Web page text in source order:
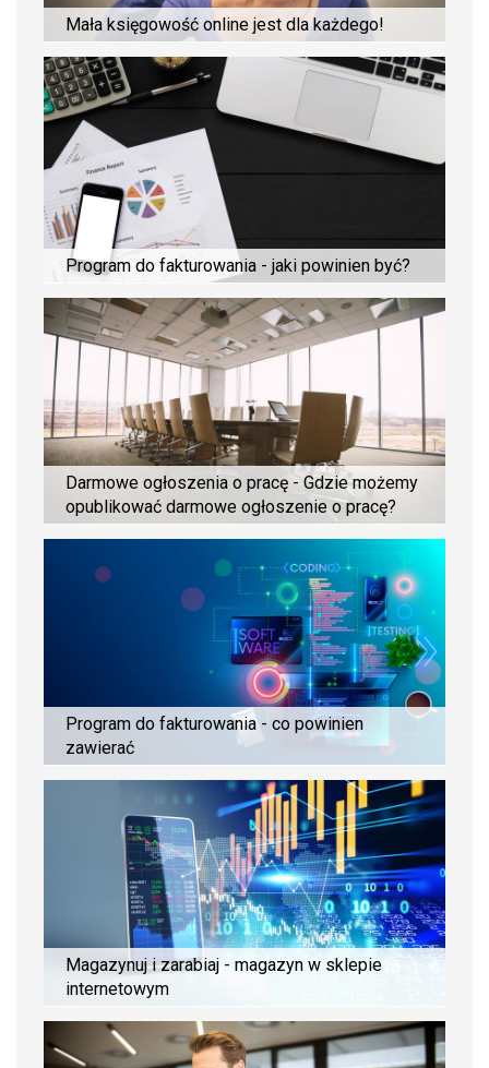
Mała księgowość online jest dla każdego!
Program do fakturowania - jaki powinien być?
Darmowe ogłoszenia o pracę - Gdzie możemy
opublikować darmowe ogłoszenie o pracę?
Program do fakturowania - co powinien
zawierać
Magazynuj i zarabiaj - magazyn w sklepie
internetowym